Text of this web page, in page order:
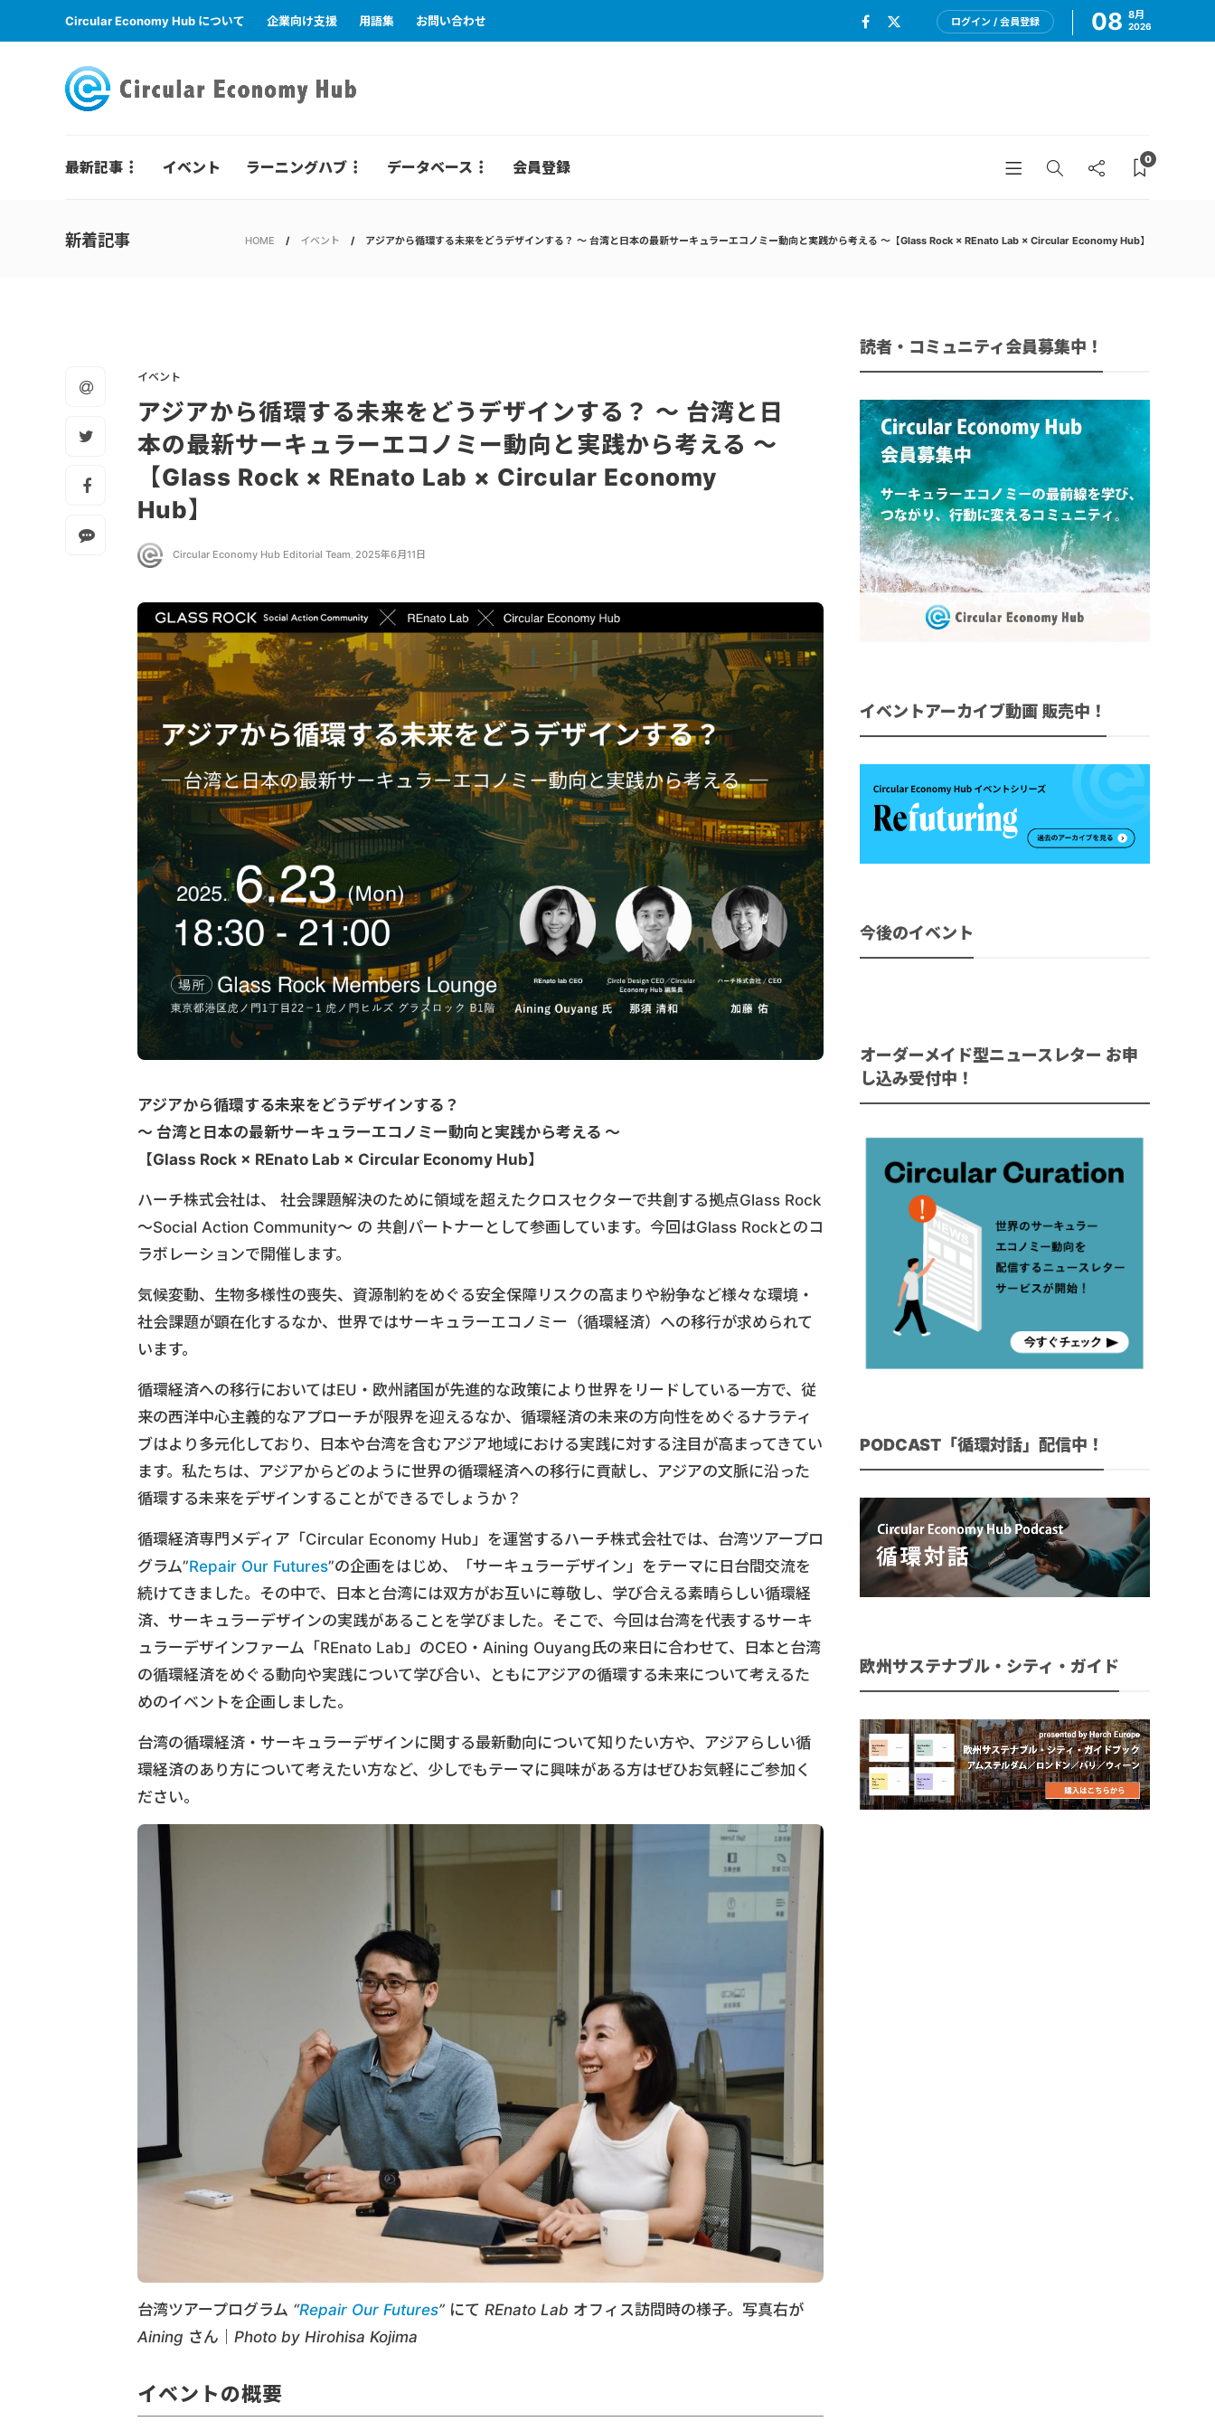
Circular Economy Hub について 企業向け支援 用語集 お問い合わせ ログイン / 会員登録 08 8月
2026
最新記事 イベント ラーニングハブ データベース 会員登録 0
新着記事 HOME イベント アジアから循環する未来をどうデザインする？ 〜 台湾と日本の最新サーキュラーエコノミー動向と実践から考える 〜【Glass Rock × REnato Lab × Circular Economy Hub】
イベント
アジアから循環する未来をどうデザインする？ 〜 台湾と日
本の最新サーキュラーエコノミー動向と実践から考える 〜
【Glass Rock × REnato Lab × Circular Economy
Hub】
Circular Economy Hub Editorial Team, 2025年6月11日
アジアから循環する未来をどうデザインする？
〜 台湾と日本の最新サーキュラーエコノミー動向と実践から考える 〜
【Glass Rock × REnato Lab × Circular Economy Hub】
ハーチ株式会社は、 社会課題解決のために領域を超えたクロスセクターで共創する拠点Glass Rock
〜Social Action Community〜 の 共創パートナーとして参画しています。今回はGlass Rockとのコ
ラボレーションで開催します。
気候変動、生物多様性の喪失、資源制約をめぐる安全保障リスクの高まりや紛争など様々な環境・
社会課題が顕在化するなか、世界ではサーキュラーエコノミー（循環経済）への移行が求められて
います。
循環経済への移行においてはEU・欧州諸国が先進的な政策により世界をリードしている一方で、従
来の西洋中心主義的なアプローチが限界を迎えるなか、循環経済の未来の方向性をめぐるナラティ
ブはより多元化しており、日本や台湾を含むアジア地域における実践に対する注目が高まってきてい
ます。私たちは、アジアからどのように世界の循環経済への移行に貢献し、アジアの文脈に沿った
循環する未来をデザインすることができるでしょうか？
循環経済専門メディア「Circular Economy Hub」を運営するハーチ株式会社では、台湾ツアープロ
グラム”Repair Our Futures”の企画をはじめ、「サーキュラーデザイン」をテーマに日台間交流を
続けてきました。その中で、日本と台湾には双方がお互いに尊敬し、学び合える素晴らしい循環経
済、サーキュラーデザインの実践があることを学びました。そこで、今回は台湾を代表するサーキ
ュラーデザインファーム「REnato Lab」のCEO・Aining Ouyang氏の来日に合わせて、日本と台湾
の循環経済をめぐる動向や実践について学び合い、ともにアジアの循環する未来について考えるた
めのイベントを企画しました。
台湾の循環経済・サーキュラーデザインに関する最新動向について知りたい方や、アジアらしい循
環経済のあり方について考えたい方など、少しでもテーマに興味がある方はぜひお気軽にご参加く
ださい。
台湾ツアープログラム “Repair Our Futures” にて REnato Lab オフィス訪問時の様子。写真右が
Aining さん｜Photo by Hirohisa Kojima
イベントの概要
読者・コミュニティ会員募集中！
イベントアーカイブ動画 販売中！
今後のイベント
オーダーメイド型ニュースレター お申
し込み受付中！
PODCAST「循環対話」配信中！
欧州サステナブル・シティ・ガイド